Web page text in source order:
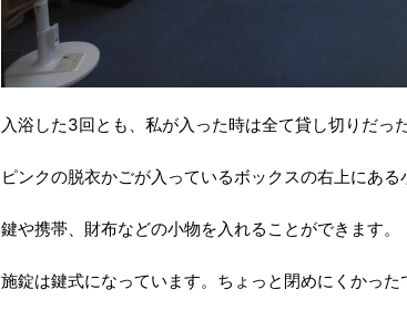
入浴した3回とも、私が入った時は全て貸し切りだっ
ピンクの脱衣かごが入っているボックスの右上にある
鍵や携帯、財布などの小物を入れることができます。
施錠は鍵式になっています。ちょっと閉めにくかった